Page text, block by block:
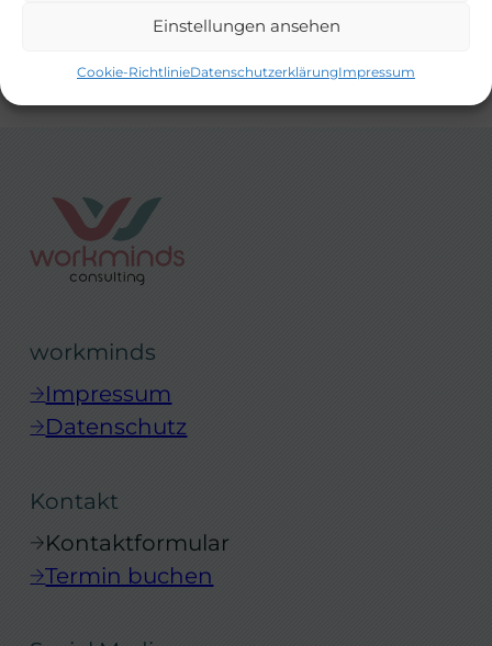
Einstellungen ansehen
Cookie-RichtlinieDatenschutzerklärungImpressum
verantwortlich.
workminds
Impressum
Datenschutz
Kontakt
Kontaktformular
Termin buchen